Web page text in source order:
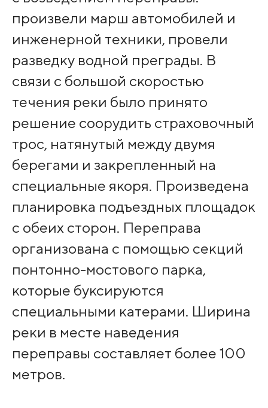
произвели марш автомобилей и
инженерной техники, провели
разведку водной преграды. В
связи с большой скоростью
течения реки было принято
решение соорудить страховочный
трос, натянутый между двумя
берегами и закрепленный на
специальные якоря. Произведена
планировка подъездных площадок
с обеих сторон. Переправа
организована с помощью секций
понтонно-мостового парка,
которые буксируются
специальными катерами. Ширина
реки в месте наведения
переправы составляет более 100
метров.